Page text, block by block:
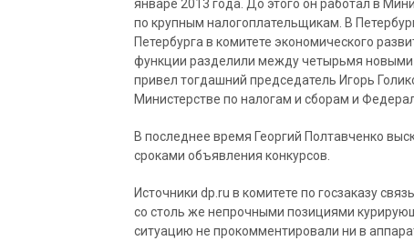
январе 2013 года. До этого он работал в
по крупным налогоплательщикам. В
Петербурга в комитете экономического
функции разделили между четырьмя
привел тогдашний председатель Игорь
Министерстве по налогам и сборам и
В последнее время Георгий Полтавченко
сроками объявления конкурсов.
Источники dp.ru в комитете по госзаказу
со столь же непрочными позициями
ситуацию не прокомментировали ни в